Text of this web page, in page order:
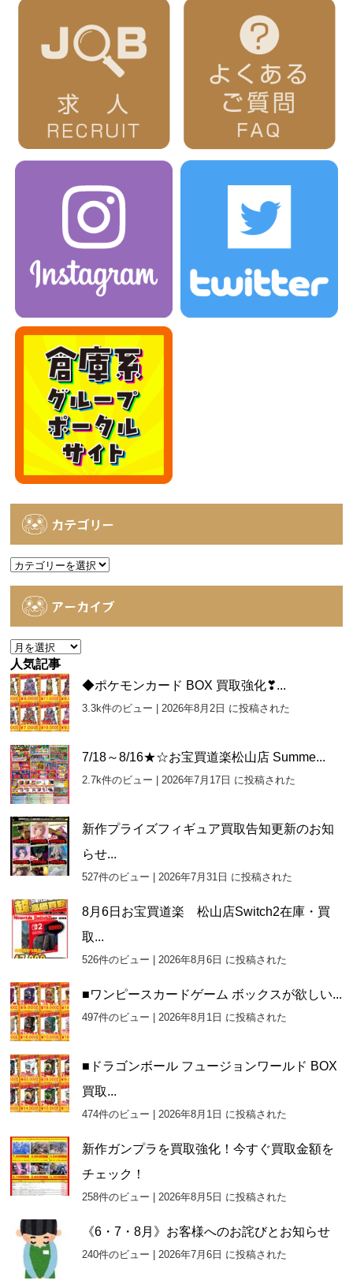
カテゴリー
カ
アーカイブ
ア
ー
カ
イ
ブ
人気記事
◆ポケモンカード BOX 買取強化❣...
3.3k件のビュー |2026年8月2日 に投稿された
7/18～8/16★☆お宝買道楽松山店 Summe...
2.7k件のビュー |2026年7月17日 に投稿された
新作プライズフィギュア買取告知更新のお知
らせ...
527件のビュー |2026年7月31日 に投稿された
8月6日お宝買道楽 松山店Switch2在庫・買
取...
526件のビュー |2026年8月6日 に投稿された
■ワンピースカードゲーム ボックスが欲しい...
497件のビュー |2026年8月1日 に投稿された
■ドラゴンボール フュージョンワールド BOX
買取...
474件のビュー |2026年8月1日 に投稿された
新作ガンプラを買取強化！今すぐ買取金額を
チェック！
258件のビュー |2026年8月5日 に投稿された
《6・7・8月》お客様へのお詫びとお知らせ
240件のビュー |2026年7月6日 に投稿された